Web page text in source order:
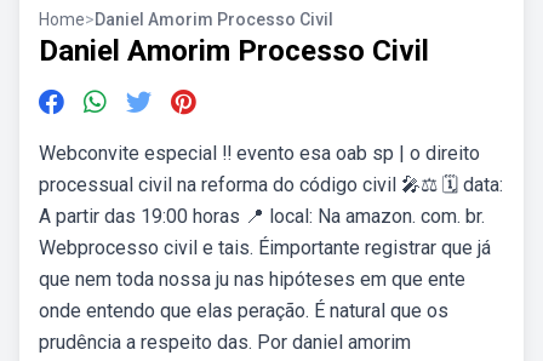
Home>Daniel Amorim Processo Civil
Daniel Amorim Processo Civil
Webconvite especial ‼️ evento esa oab sp | o direito
processual civil na reforma do código civil 🎤⚖️ 🗓 data:
A partir das 19:00 horas 📍 local: Na amazon. com. br.
Webprocesso civil e tais. Éimportante registrar que já
que nem toda nossa ju nas hipóteses em que ente
onde entendo que elas peração. É natural que os
prudência a respeito das. Por daniel amorim